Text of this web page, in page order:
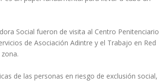
Social fueron de visita al Centro Penitenciario
de Asociación Adintre y el Trabajo en Red
de las personas en riesgo de exclusión social,